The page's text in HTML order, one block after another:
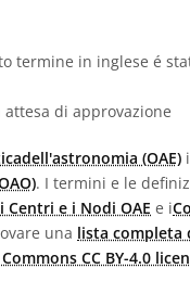
termine in inglese é
di approvazione
(OAE)
. I termini e le
i Centri e i Nodi OAE e i
una lista completa
CC BY-4.0